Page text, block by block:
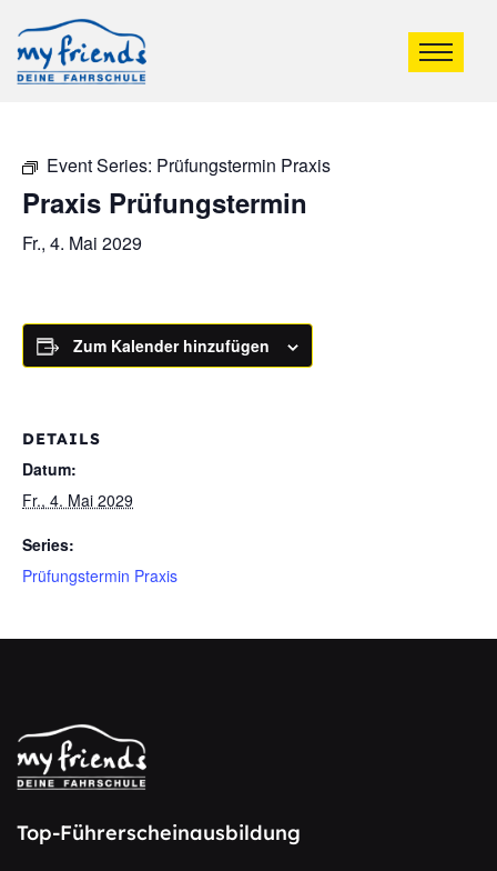
Event Series: Prüfungstermin Praxis
Praxis Prüfungstermin
Fr., 4. Mai 2029
Zum Kalender hinzufügen
DETAILS
Datum:
Fr., 4. Mai 2029
Series:
Prüfungstermin Praxis
Top-Führerscheinausbildung